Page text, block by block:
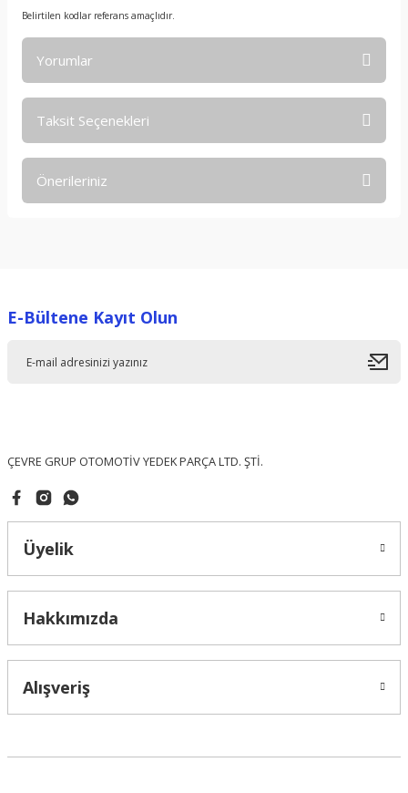
Belirtilen kodlar referans amaçlıdır.
Yorumlar
Taksit Seçenekleri
Önerileriniz
Ürün resmi kalitesiz, bozuk veya görüntülenemiyor.
E-Bültene Kayıt Olun
ÇEVRE GRUP OTOMOTİV YEDEK PARÇA LTD. ŞTİ.
Üyelik
Hakkımızda
Alışveriş